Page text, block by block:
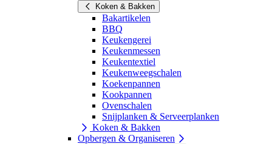
Koken & Bakken
Bakartikelen
BBQ
Keukengerei
Keukenmessen
Keukentextiel
Keukenweegschalen
Koekenpannen
Kookpannen
Ovenschalen
Snijplanken & Serveerplanken
Koken & Bakken
Opbergen & Organiseren